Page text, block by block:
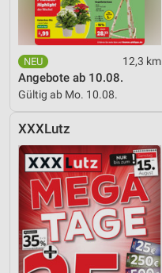
12,3 km
Angebote ab 10.08.
Gültig ab Mo. 10.08.
XXXLutz